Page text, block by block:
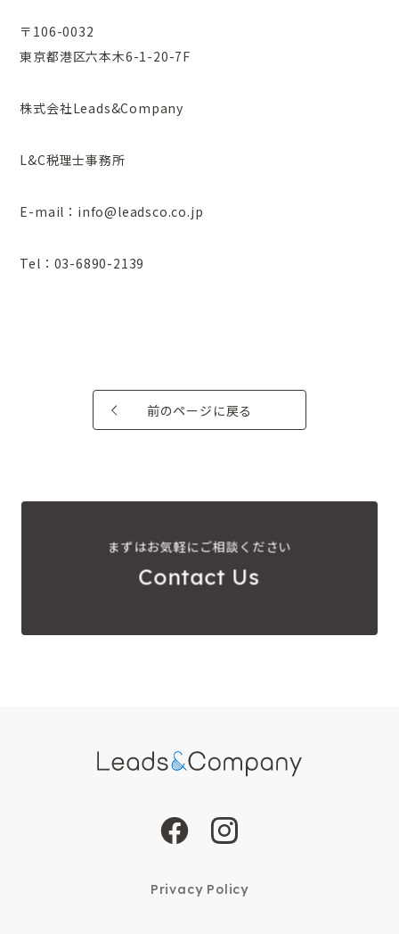
〒106-0032
東京都港区六本木6-1-20-7F
株式会社Leads&Company
L&C税理士事務所
E-mail：info@leadsco.co.jp
Tel：03-6890-2139
前のページに戻る
まずはお気軽にご相談ください
Contact Us
Privacy Policy